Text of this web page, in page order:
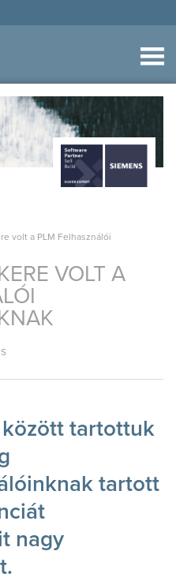
volt a PLM Felhasználói
VOLT A
tartottuk
tartott
nagy